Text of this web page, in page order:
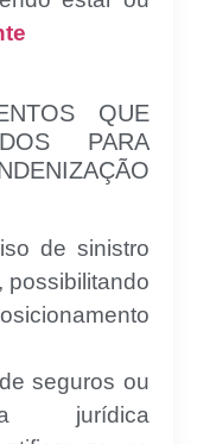
QUE
PARA
de sinistro
possibilitando
seguros ou
jurídica